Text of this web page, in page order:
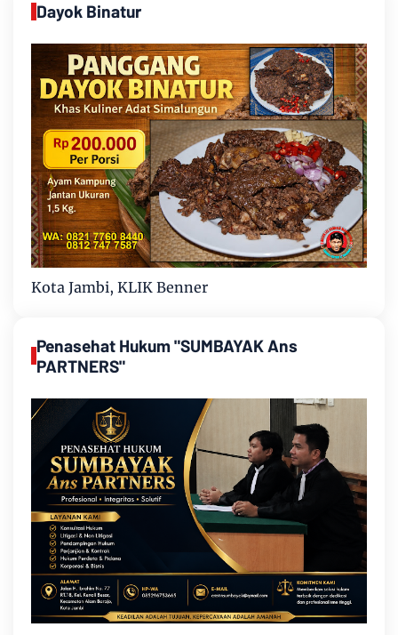
Dayok Binatur
Kota Jambi, KLIK Benner
Penasehat Hukum "SUMBAYAK Ans
PARTNERS"